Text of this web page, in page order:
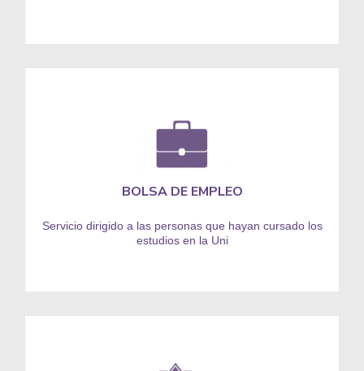
BOLSA DE EMPLEO
Servicio dirigido a las personas que hayan cursado los
estudios en la Uni